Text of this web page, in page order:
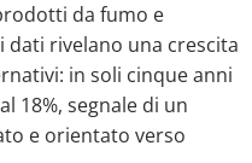
da fumo e
dati rivelano una crescita
in soli cinque anni
18%, segnale di un
e orientato verso